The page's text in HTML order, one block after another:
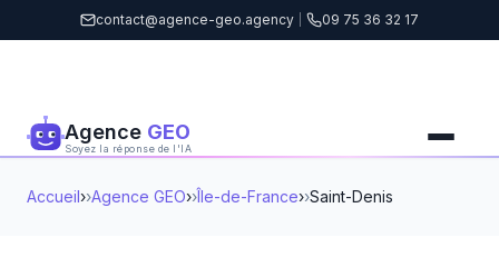
contact@agence-geo.agency 09 75 36 32 17
Agence GEO
Soyez la réponse de l'IA
Accueil› Agence GEO› Île-de-France› Saint-Denis